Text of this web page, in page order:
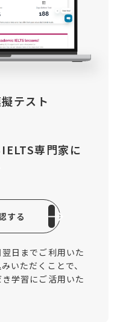
テスト
専門家に
する
日までご利用いた
いただくことで、
学習にご活用いた